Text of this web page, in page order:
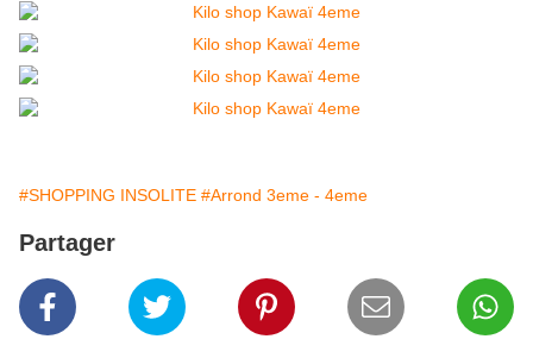
#SHOPPING INSOLITE #Arrond 3eme - 4eme
Partager